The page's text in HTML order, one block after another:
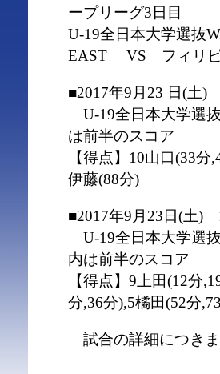
ープリーグ3日目
U-19全日本大学選抜
EAST VS フィリピ
■2017年9月23 日(土)
U-19全日本大学
は前半のスコア
【得点】10山口(33
伊藤(88分)
■2017年9月23日(土)
U-19全日本大学
内は前半のスコア
【得点】9上田(12分
分,36分),5橘田(52分
試合の詳細につき